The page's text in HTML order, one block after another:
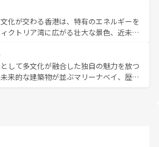
インミー、ベトナムコーヒーなどは、ぜ
い。どの地域を訪れてもあたたかい人々
くれるので、きっと忘れられない旅にな
いる。北部ではチェンマイなどの山岳地
い、南部ではプーケットやクラビの美し
ト気分を楽しむことができる。タイ料理
年中温暖で、どの季節にも異なる楽しみ
しみやすいタイの人々、仏教を中心とし
様な観光資源が、訪れる旅人を魅了し続
化が交わる香港は、特有のエネルギーを
クトリア湾に広がる壮大な景色、近未来
も感動するはず。観光スポットが密集し
見どころを回れるのも魅力。息をのむよ
的な体験まで、香港を存分に楽しみ尽く
して多文化が融合した独自の魅力を放つ
来的な建築物が並ぶマリーナベイ、歴史
地元の風情を楽しめる外せないスポット